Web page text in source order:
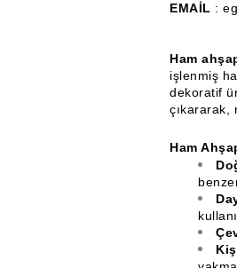
EMAİL :
Ham
işlenmiş
dekoratif
çıkararak,
Ham